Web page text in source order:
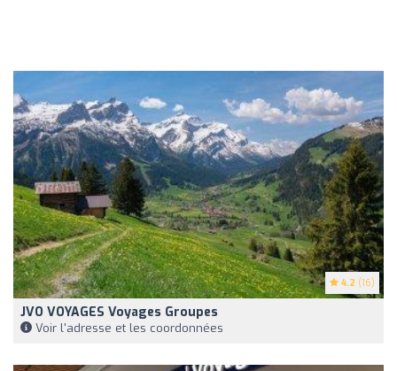
4.2 (16)
JVO VOYAGES Voyages Groupes
Voir l'adresse et les coordonnées